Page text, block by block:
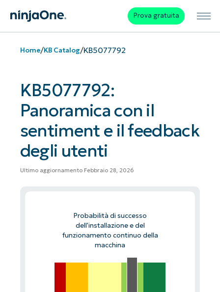
Prova gratuita
Home/KB Catalog/KB5077792
KB5077792:
Panoramica con il
sentiment e il feedback
degli utenti
Ultimo aggiornamento Febbraio 28, 2026
Probabilità di successo
dell'installazione e del
funzionamento continuo della
macchina